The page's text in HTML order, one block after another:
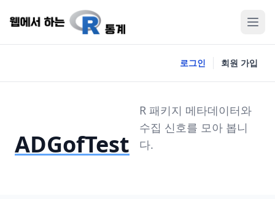
로그인 회원 가입
ADGofTest
R 패키지 메타데이터와
수집 신호를 모아 봅니
다.